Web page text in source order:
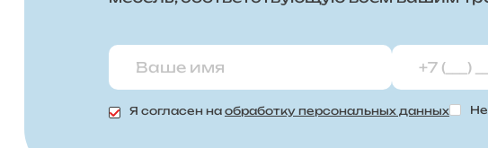
Я согласен на обработку персональных данных